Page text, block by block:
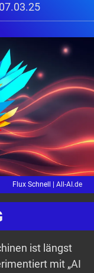
Flux Schnell | All-AI.de
ist längst
mit „AI